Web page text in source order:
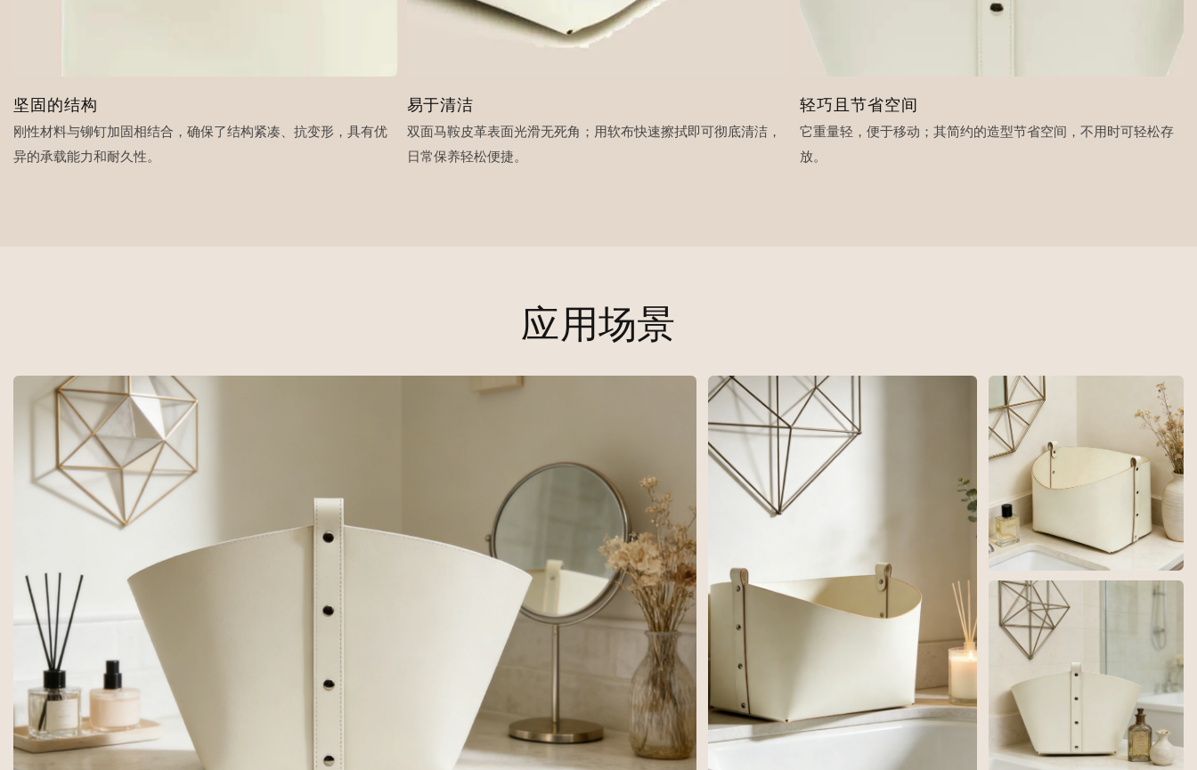
坚固的结构
刚性材料与铆钉加固相结合，确保了结构紧凑、抗变形，具有优
异的承载能力和耐久性。
易于清洁
双面马鞍皮革表面光滑无死角；用软布快速擦拭即可彻底清洁，
日常保养轻松便捷。
轻巧且节省空间
它重量轻，便于移动；其简约的造型节省空间，不用时可轻松存
放。
应用场景